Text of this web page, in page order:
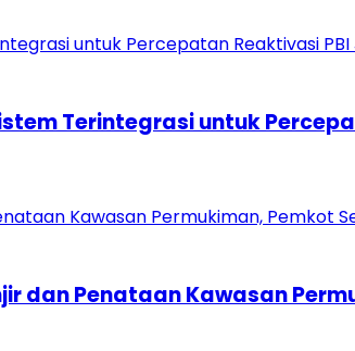
Terintegrasi untuk
dan Penataan Kawasan